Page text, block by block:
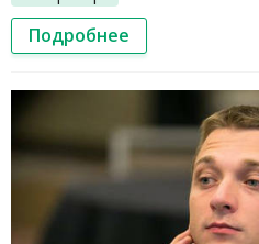
Подробнее